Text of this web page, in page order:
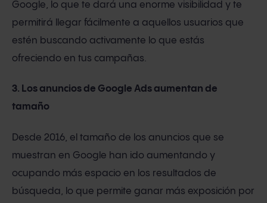
Google, lo que te dará una enorme visibilidad y te
permitirá llegar fácilmente a aquellos usuarios que
estén buscando activamente lo que estás
ofreciendo en tus campañas.
3. Los anuncios de Google Ads aumentan de
tamaño
Desde 2016, el tamaño de los anuncios que se
muestran en Google han ido aumentando y
ocupando más espacio en los resultados de
búsqueda, lo que permite ganar más exposición por